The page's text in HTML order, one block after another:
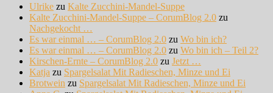
Ulrike zu Kalte Zucchini-Mandel-Suppe
Kalte Zucchini-Mandel-Suppe – CorumBlog 2.0 zu
Nachgekocht …
Es war einmal … – CorumBlog 2.0 zu Wo bin ich?
Es war einmal … – CorumBlog 2.0 zu Wo bin ich – Teil 2?
Kirschen-Ernte – CorumBlog 2.0 zu Jetzt …
Katja zu Spargelsalat Mit Radieschen, Minze und Ei
Brotwein zu Spargelsalat Mit Radieschen, Minze und Ei